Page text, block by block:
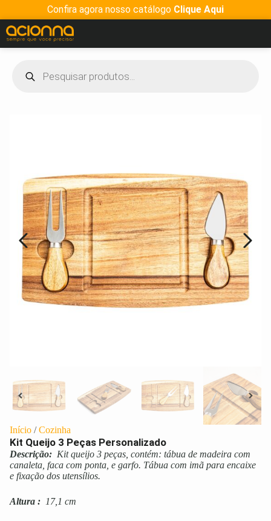
Confira agora nosso catálogo Clique Aqui
Início /Cozinha
Kit Queijo 3 Peças Personalizado
Descrição: Kit queijo 3 peças, contém: tábua de madeira com
canaleta, faca com ponta, e garfo. Tábua com imã para encaixe
e fixação dos utensílios.
Altura : 17,1 cm